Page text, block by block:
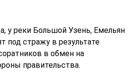
у реки Большой Узень, Емельян
под стражу в результате
в обмен на
правительства.